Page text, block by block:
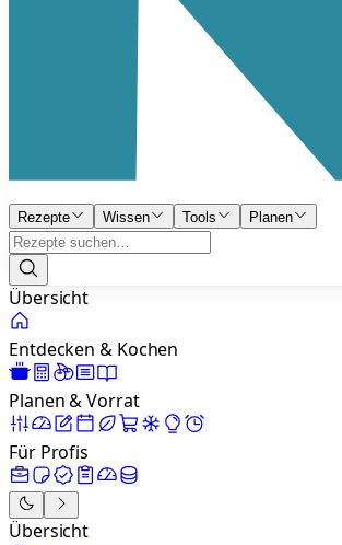
Rezepte Wissen Tools Planen
Übersicht
Entdecken & Kochen
Planen & Vorrat
Für Profis
Übersicht